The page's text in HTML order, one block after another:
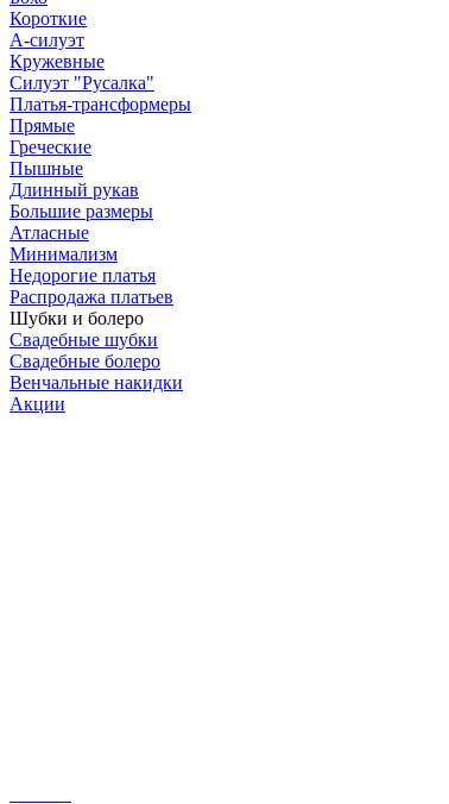
Короткие
А-силуэт
Кружевные
Силуэт "Русалка"
Платья-трансформеры
Прямые
Греческие
Пышные
Длинный рукав
Большие размеры
Атласные
Минимализм
Недорогие платья
Распродажа платьев
Шубки и болеро
Свадебные шубки
Свадебные болеро
Венчальные накидки
Акции